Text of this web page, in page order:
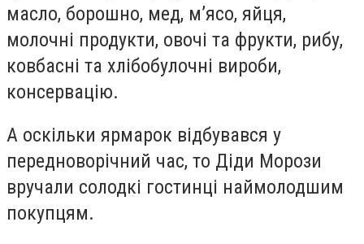
масло, борошно, мед, м’ясо, яйця,
молочні продукти, овочі та фрукти, рибу,
ковбасні та хлібобулочні вироби,
консервацію.
А оскільки ярмарок відбувався у
передноворічний час, то Діди Морози
вручали солодкі гостинці наймолодшим
покупцям.